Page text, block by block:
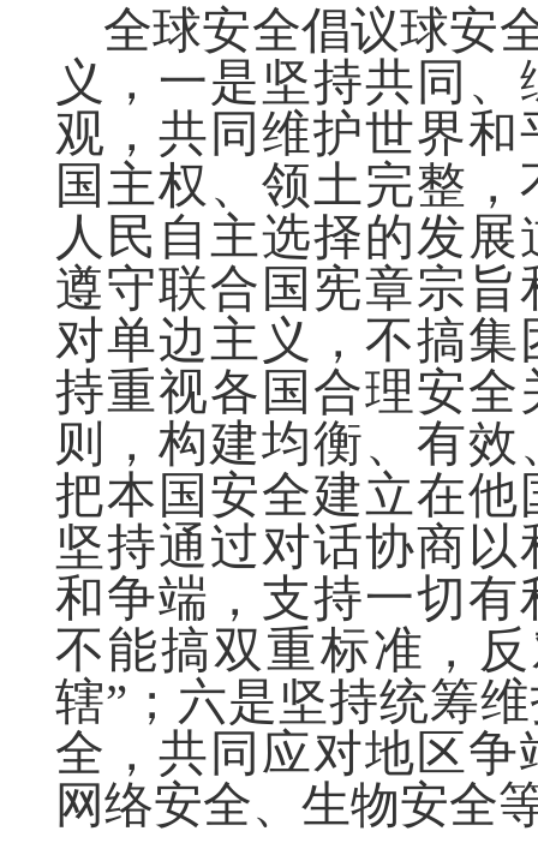
全球安全倡议球安
义，一是坚持共同
观，共同维护世界
国主权、领土完整
人民自主选择的发
遵守联合国宪章宗
对单边主义，不搞
持重视各国合理安
则，构建均衡、有
把本国安全建立在
坚持通过对话协商
和争端，支持一切
不能搞双重标准，
辖”；六是坚持统筹
全，共同应对地区
网络安全、生物安全